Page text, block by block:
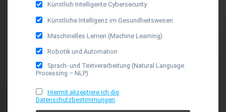
Künstlich Intelligente Cybersecurity
Künstliche Intelligenz im Gesundheitswesen
Maschinelles Lernen (Machine Learning)
Robotik und Automation
Sprach- und Textverarbeitung (Natural Language
Processing – NLP)
Hiermit akzeptiere ich die
Datenschutzbestimmungen